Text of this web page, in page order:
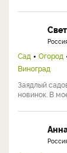
Сад Огород
Виноград
Заядлый
новинок. В